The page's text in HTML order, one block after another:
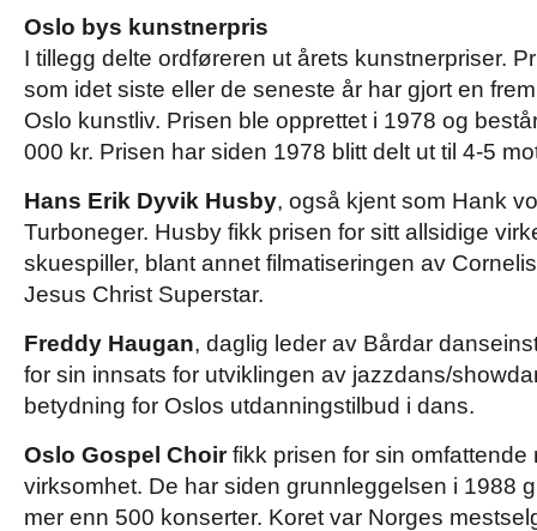
Oslo bys kunstnerpris
I tillegg delte ordføreren ut årets kunstnerpriser.
som idet siste eller de seneste år har gjort en
Oslo kunstliv. Prisen ble opprettet i 1978 og
000 kr. Prisen har siden 1978 blitt delt ut til 4-5
Hans Erik Dyvik Husby, også kjent som Hank
Turboneger. Husby fikk prisen for sitt allsidige
skuespiller, blant annet filmatiseringen av
Jesus Christ Superstar.
Freddy Haugan, daglig leder av Bårdar
for sin innsats for utviklingen av jazzdans/
betydning for Oslos utdanningstilbud i dans.
Oslo Gospel Choirfikk prisen for sin omfattende
virksomhet. De har siden grunnleggelsen i 1988
mer enn 500 konserter. Koret var Norges